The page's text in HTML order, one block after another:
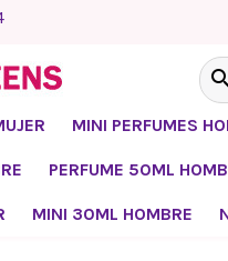
MINI PERFUMES
PERFUME 50ML
MINI 30ML HOMBRE